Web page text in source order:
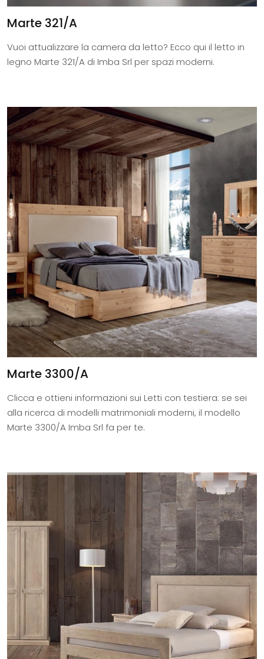
Marte 321/A
Vuoi attualizzare la camera da letto? Ecco qui il letto in
legno Marte 321/A di Imba Srl per spazi moderni.
Marte 3300/A
Clicca e ottieni informazioni sui Letti con testiera: se sei
alla ricerca di modelli matrimoniali moderni, il modello
Marte 3300/A Imba Srl fa per te.